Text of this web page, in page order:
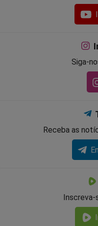
Siga-
Receba as
Inscreva-